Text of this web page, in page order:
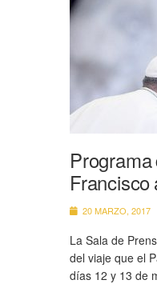
Programa
Francisco
20 MARZO, 2017
La Sala de
del viaje que el
días 12 y 13 de